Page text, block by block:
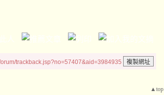
trackback.jsp?no=57407&aid=3984935
▲top